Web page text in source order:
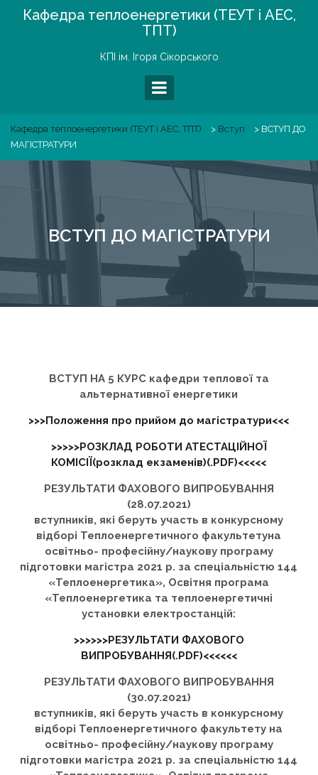
Кафедра теплоенергетики (ТЕУТ і АЕС,
ТПТ)
КПІ ім. Ігоря Сікорського
Кафедра теплоенергетики (ТЕУТ і АЕС, ТПТ) > Вступ > ВСТУП ДО
МАГІСТРАТУРИ
ВСТУП ДО МАГІСТРАТУРИ
ВСТУП НА 5 КУРС кафедри теплової та
альтернативної енергетики
>>>Положення про прийом до магістратури<<<
>>>>>РОЗКЛАД РОБОТИ АТЕСТАЦІЙНОЇ
КОМІСІЇ(розклад екзаменів)(.PDF)<<<<<
РЕЗУЛЬТАТИ ФАХОВОГО ВИПРОБУВАННЯ
(28.07.2021)
вступників, які беруть участь в конкурсному
відборі Теплоенергетичного факультетуна
освітньо- професійну/наукову програму
підготовки магістра 2021 р. за спеціальністю 144
«Теплоенергетика», Освітня програма
«Теплоенергетика та теплоенергетичні
установки електростанцій:
>>>>>>РЕЗУЛЬТАТИ ФАХОВОГО
ВИПРОБУВАННЯ(.PDF)<<<<<<
РЕЗУЛЬТАТИ ФАХОВОГО ВИПРОБУВАННЯ
(30.07.2021)
вступників, які беруть участь в конкурсному
відборі Теплоенергетичного факультету на
освітньо- професійну/наукову програму
підготовки магістра 2021 р. за спеціальністю 144